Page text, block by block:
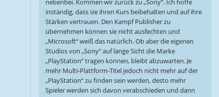
nebenbei. Kommen wir zurück zu „Sony“. Ich hoffe
inständig, dass sie ihren Kurs beibehalten und auf ihre
Stärken vertrauen. Den Kampf Publisher zu
übernehmen können sie nicht ausfechten und
„Microsoft“ weiß das natürlich. Ob aber die eigenen
Studios von „Sony“ auf lange Sicht die Marke
„PlayStation“ tragen können, bleibt abzuwarten. Je
mehr Multi-Plattform-Titel jedoch nicht mehr auf der
„PlayStation“ zu finden sein werden, desto mehr
Spieler werden sich davon verabschieden und dann